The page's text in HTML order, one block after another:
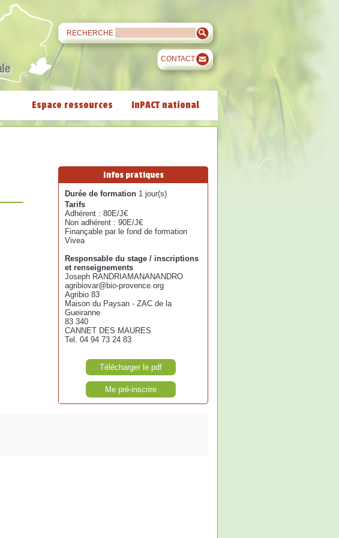
RECHERCHE
CONTACT
Espace ressources InPACT national
Infos pratiques
Durée de formation 1 jour(s)
Tarifs
Adhérent : 80E/J€
Non adhérent : 90E/J€
Finançable par le fond de formation
Vivea
Responsable du stage / inscriptions
et renseignements
Joseph RANDRIAMANANANDRO
agribiovar@bio-provence.org
Agribio 83
Maison du Paysan - ZAC de la
Gueiranne
83 340
CANNET DES MAURES
Tel. 04 94 73 24 83
Télécharger le pdf
Me pré-inscrire